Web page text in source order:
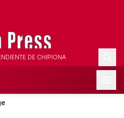
DE CHIPIONA